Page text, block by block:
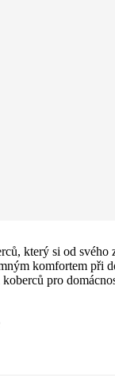
který si od
komfortem
pro